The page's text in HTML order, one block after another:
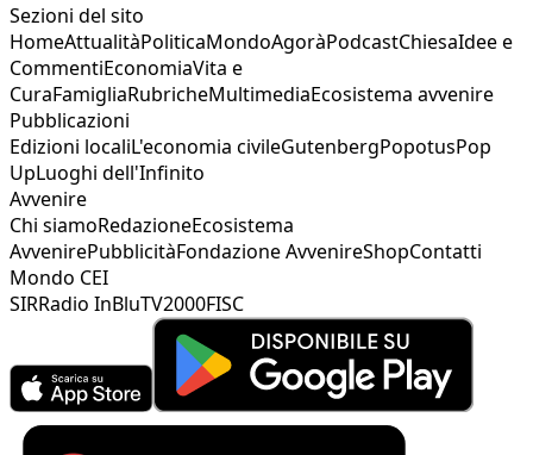
Sezioni del sito
HomeAttualitàPoliticaMondoAgoràPodcastChiesaIdee e
CommentiEconomiaVita e
CuraFamigliaRubricheMultimediaEcosistema avvenire
Pubblicazioni
Edizioni localiL'economia civileGutenbergPopotusPop
UpLuoghi dell'Infinito
Avvenire
Chi siamoRedazioneEcosistema
AvvenirePubblicitàFondazione AvvenireShopContatti
Mondo CEI
SIRRadio InBluTV2000FISC